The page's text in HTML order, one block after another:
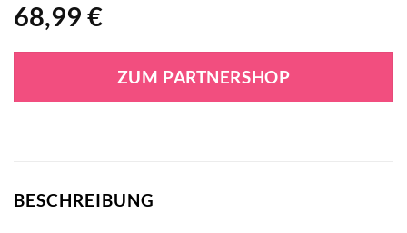
68,99 €
ZUM PARTNERSHOP
BESCHREIBUNG